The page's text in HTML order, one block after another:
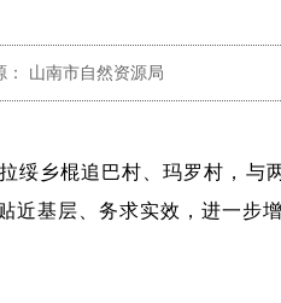
山南市自然资源局
乡棍追巴村、玛罗村，与
基层、务求实效，进一步